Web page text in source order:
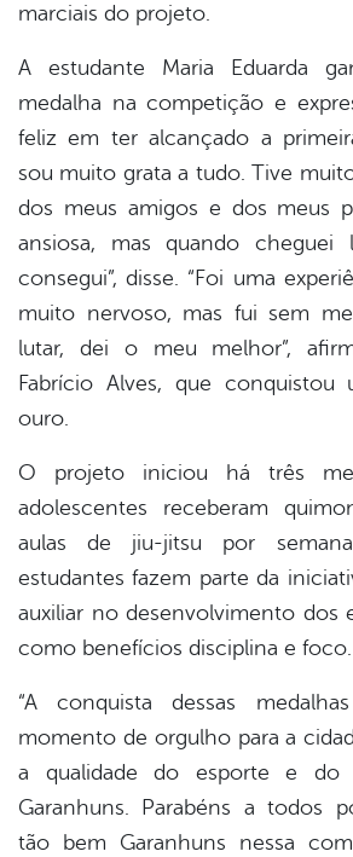
marciais do projeto.
A estudante Maria Eduarda
medalha na competição e
feliz em ter alcançado a
sou muito grata a tudo. Tive
dos meus amigos e dos meus
ansiosa, mas quando
consegui”, disse. “Foi uma
muito nervoso, mas fui sem
lutar, dei o meu melhor”,
Fabrício Alves, que conquistou
ouro.
O projeto iniciou há três
adolescentes receberam
aulas de jiu-jitsu por
estudantes fazem parte da
auxiliar no desenvolvimento dos
como benefícios disciplina e foco.
“A conquista dessas
momento de orgulho para a
a qualidade do esporte e do
Garanhuns. Parabéns a todos
tão bem Garanhuns nessa